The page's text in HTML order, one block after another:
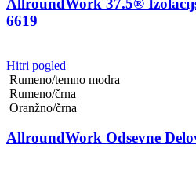
AllroundWork 37.5®
6619
Hitri pogled
Rumeno/temno modra
Rumeno/črna
Oranžno/črna
AllroundWork Odsevne